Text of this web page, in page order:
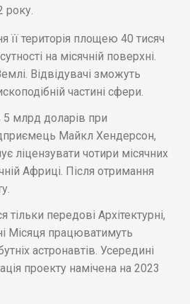
року.
територія площею 40 тисяч
на місячній поверхні.
Відвідувачі зможуть
частині сфери.
5 млрд доларів при
Майкл Хендерсон,
ліцензувати чотири місячних
Африці. Після отримання
передові Архітектурні,
Місяця працюватимуть
астронавтів. Усередині
проекту намічена на 2023